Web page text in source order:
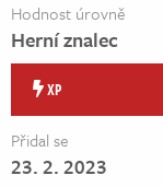
Redakce
Živě
Hodnost úrovně
Herní znalec
XP
Přidal se
23. 2. 2023